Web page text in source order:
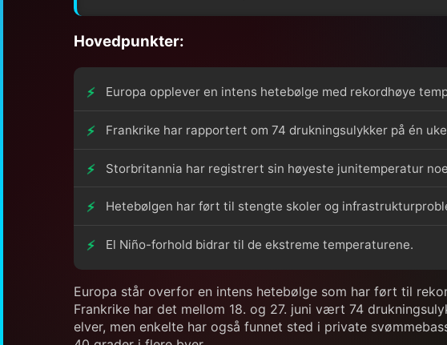
Hovedpunkter:
Europa opplever en intens hetebølge med rekordhøye
Frankrike har rapportert om 74 drukningsulykker på én
Storbritannia har registrert sin høyeste junitemperatur
Hetebølgen har ført til stengte skoler og
El Niño-forhold bidrar til de ekstreme temperaturene.
Europa står overfor en intens hetebølge som har ført til
Frankrike har det mellom 18. og 27. juni vært 74
elver, men enkelte har også funnet sted i private